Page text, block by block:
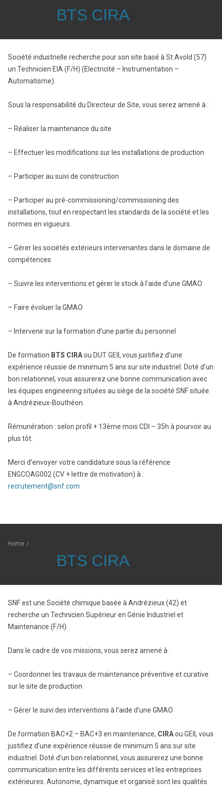
BTS CIRA
Société industrielle recherche pour son site basé à St Avold (57)
un Technicien EIA (F/H) (Electricité – Instrumentation –
Automatisme).
Sous la responsabilité du Directeur de Site, vous serez amené à :
– Réaliser la maintenance du site
– Effectuer les modifications sur les installations de production
– Participer au suivi de construction
– Participer au pré-commissioning/commissioning des
installations, tout en respectant les standards de la société et les
normes en vigueurs.
– Gérer les sociétés extérieurs intervenantes dans le domaine de
compétences
– Suivre les interventions et gérer le stock à l’aide d’une GMAO
– Faire évoluer la GMAO
– Intervenir sur la formation d’une partie du personnel
De formation BTS CIRAou DUT GEII, vous justifiez d’une
expérience réussie de minimum 5 ans sur site industriel. Doté d’un
bon relationnel, vous assurerez une bonne communication avec
les équipes engineering situées au siège de la société SNF située
à Andrézieux-Bouthéon.
Rémunération : selon profil + 13ème mois CDI – 35h à pourvoir au
plus tôt.
Merci d’envoyer votre candidature sous la référence
ENGCOAG002 (CV + lettre de motivation) à :
recrutement@snf.com
Home /
BTS CIRA
SNF est une Société chimique basée à Andrézieux (42) et
recherche un Technicien Supérieur en Génie Industriel et
Maintenance (F/H).
Dans le cadre de vos missions, vous serez amené à :
– Coordonner les travaux de maintenance préventive et curative
sur le site de production
– Gérer le suivi des interventions à l’aide d’une GMAO
De formation BAC+2 – BAC+3 en maintenance, CIRAou GEII, vous
justifiez d’une expérience réussie de minimum 5 ans sur site
industriel. Doté d’un bon relationnel, vous assurerez une bonne
communication entre les différents services et les entreprises
extérieures. Autonome, dynamique et organisé sont les qualités